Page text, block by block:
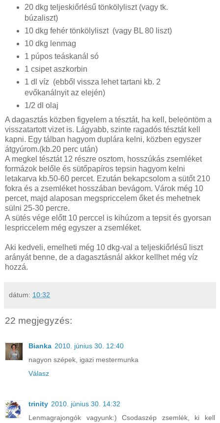
20 dkg teljeskiőrlésű tönkölyliszt (vagy tk.
búzaliszt)
10 dkg fehér tönkölyliszt (vagy BL 80 liszt)
10 dkg lenmag
1 púpos teáskanál só
1 csipet aszkorbin
1 dl víz (ebből vissza lehet tartani kb. 2
evőkanálnyit az elején)
1/2 dl olaj
A dagasztás közben figyelem a tésztát, ha kell, beleöntöm a
visszatartott vizet is. Lágyabb, szinte ragadós tésztát kell
kapni. Egy tálban hagyom duplára kelni, közben egyszer
átgyúrom.(kb.20 perc után)
A megkel tésztát 12 részre osztom, hosszúkás zsemléket
formázok belőle és sütőpapíros tepsin hagyom kelni
letakarva kb.50-60 percet. Ezután bekapcsolom a sütőt 210
fokra és a zsemléket hosszában bevágom. Várok még 10
percet, majd alaposan megspriccelem őket és mehetnek
sülni 25-30 percre.
A sütés vége előtt 10 perccel is kihúzom a tepsit és gyorsan
lespriccelem még egyszer a zsemléket.
Aki kedveli, emelheti még 10 dkg-val a teljeskiőrlésű liszt
arányát benne, de a dagasztásnál akkor kellhet még víz
hozzá.
dátum: 10:32
22 megjegyzés:
Bianka 2010. június 30. 12:40
nagyon szépek, igazi mestermunka
Válasz
trinity 2010. június 30. 14:32
Lenmagrajongók vagyunk:) Csodaszép zsemlék, ki kell